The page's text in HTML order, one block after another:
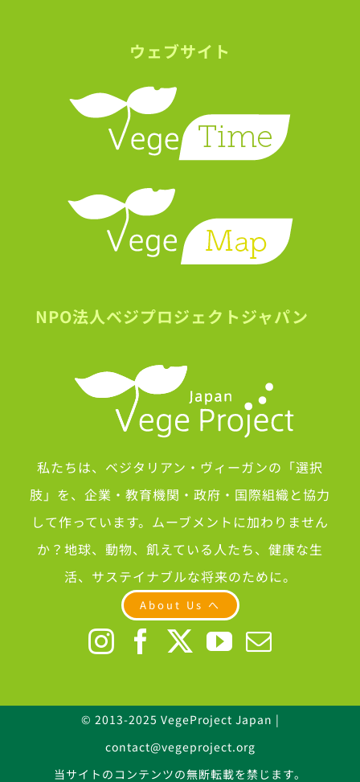
ウェブサイト
NPO法人ベジプロジェクトジャパン
私たちは、ベジタリアン・ヴィーガンの「選択
肢」を、企業・教育機関・政府・国際組織と協力
して作っています。ムーブメントに加わりません
か？地球、動物、飢えている人たち、健康な生
活、サステイナブルな将来のために。
About Us へ
© 2013-2025 VegeProject Japan |
contact@vegeproject.org
当サイトのコンテンツの無断転載を禁じます。